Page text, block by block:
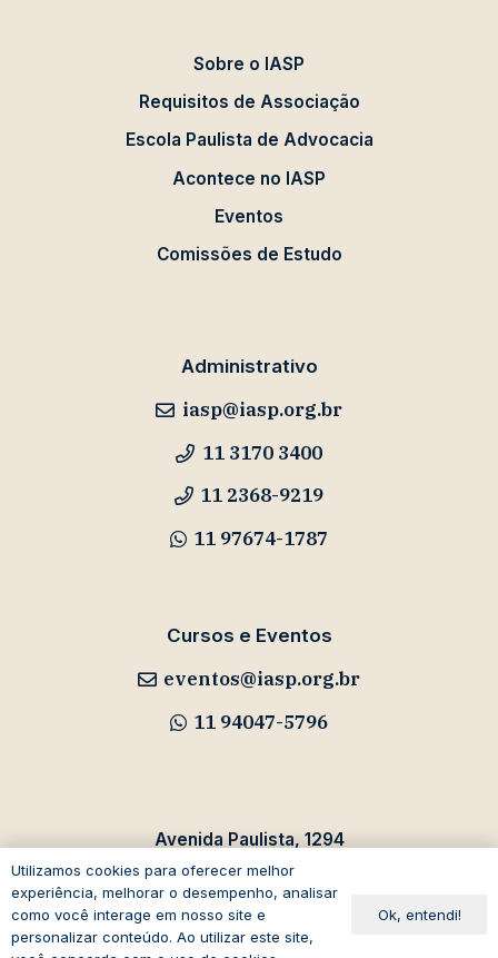
Sobre o IASP
Requisitos de Associação
Escola Paulista de Advocacia
Acontece no IASP
Eventos
Comissões de Estudo
Administrativo
iasp@iasp.org.br
11 3170 3400
11 2368-9219
11 97674-1787
Cursos e Eventos
eventos@iasp.org.br
11 94047-5796
Avenida Paulista, 1294
19º andar – Bela Vista
01310-100 – São Paulo – SP
Brasil
Utilizamos cookies para oferecer melhor
experiência, melhorar o desempenho, analisar
como você interage em nosso site e
personalizar conteúdo. Ao utilizar este site,
Ok, entendi!